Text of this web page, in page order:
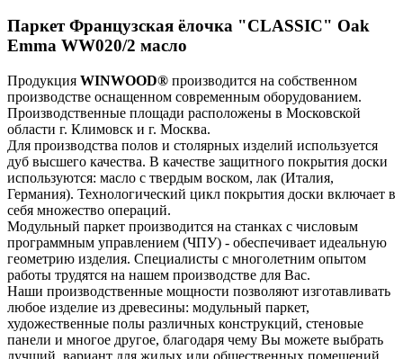
Паркет Французская ёлочка "CLASSIC" Oak
Emma WW020/2 масло
Продукция WINWOOD® производится на собственном
производстве оснащенном современным оборудованием.
Производственные площади расположены в Московской
области г. Климовск и г. Москва.
Для производства полов и столярных изделий используется
дуб высшего качества. В качестве защитного покрытия доски
используются: масло с твердым воском, лак (Италия,
Германия). Технологический цикл покрытия доски включает в
себя множество операций.
Модульный паркет производится на станках с числовым
программным управлением (ЧПУ) - обеспечивает идеальную
геометрию изделия. Специалисты с многолетним опытом
работы трудятся на нашем производстве для Вас.
Наши производственные мощности позволяют изготавливать
любое изделие из древесины: модульный паркет,
художественные полы различных конструкций, стеновые
панели и многое другое, благодаря чему Вы можете выбрать
лучший вариант для жилых или общественных помещений.